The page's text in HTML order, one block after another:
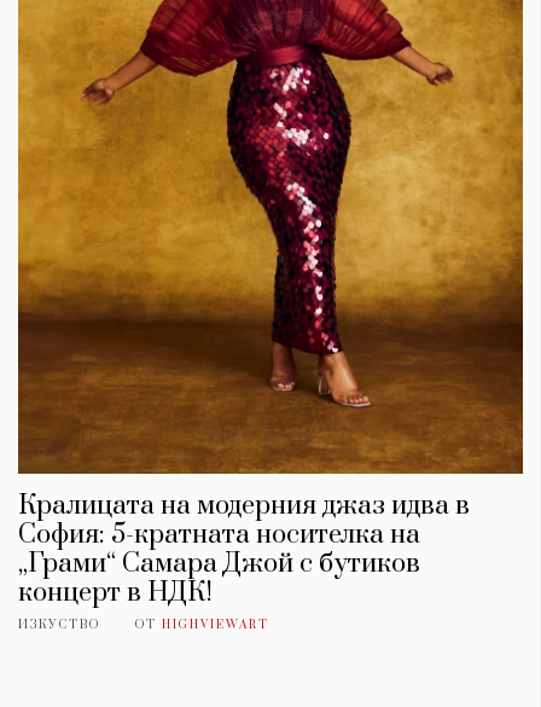
Кралицата на модерния джаз идва в
София: 5-кратната носителка на
„Грами“ Самара Джой с бутиков
концерт в НДК!
ИЗКУСТВО ОТ HIGHVIEWART